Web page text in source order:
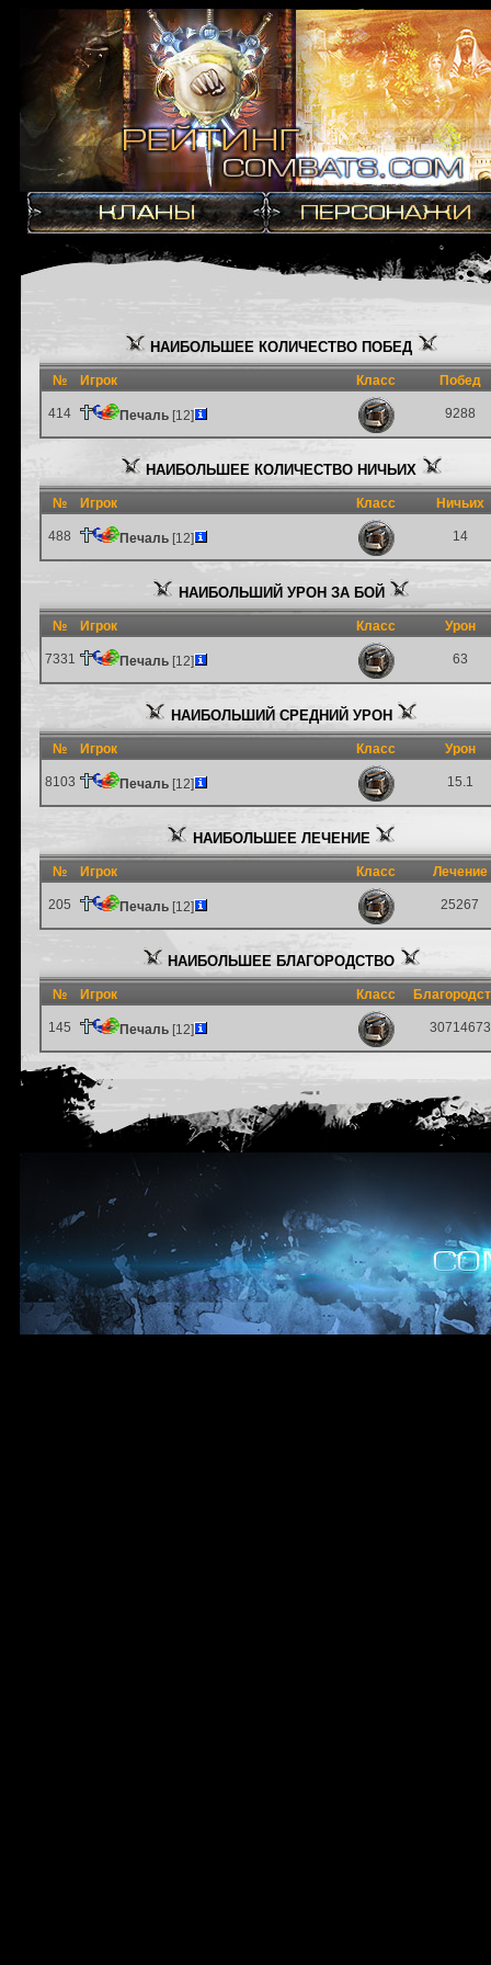
НАИБОЛЬШЕЕ КОЛИЧЕСТВО ПОБЕД
№ Игрок Класс Побед
414 Печаль [12] 9288
НАИБОЛЬШЕЕ КОЛИЧЕСТВО НИЧЬИХ
№ Игрок Класс Ничьих
488 Печаль [12] 14
НАИБОЛЬШИЙ УРОН ЗА БОЙ
№ Игрок Класс Урон
7331 Печаль [12] 63
НАИБОЛЬШИЙ СРЕДНИЙ УРОН
№ Игрок Класс Урон
8103 Печаль [12] 15.1
НАИБОЛЬШЕЕ ЛЕЧЕНИЕ
№ Игрок Класс Лечение
205 Печаль [12] 25267
НАИБОЛЬШЕЕ БЛАГОРОДСТВО
№ Игрок Класс
145 Печаль [12] 30714673